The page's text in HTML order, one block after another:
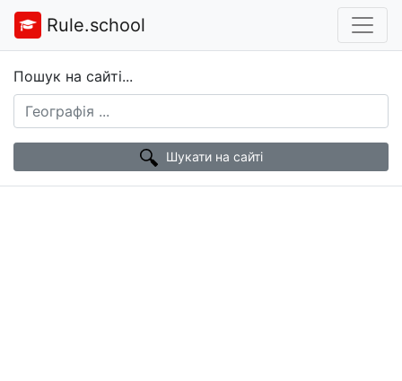
Rule.school
Пошук на сайті...
Шукати на сайті